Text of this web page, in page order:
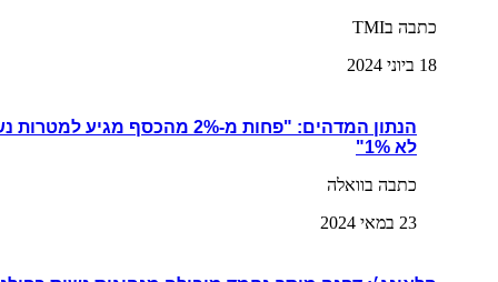
כתבה בTMI
18 ביוני 2024
הנתון המדהים: "פחות מ-2% מהכסף
לא 1%"
כתבה בוואלה
23 במאי 2024